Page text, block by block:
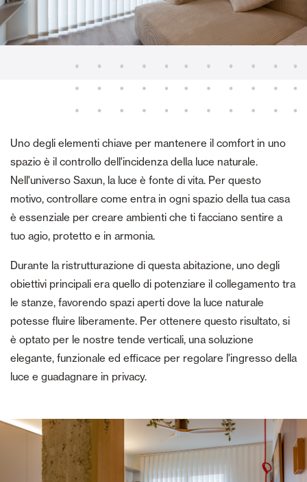
Uno degli elementi chiave per mantenere il comfort in uno
spazio è il controllo dell'incidenza della luce naturale.
Nell'universo Saxun, la luce è fonte di vita. Per questo
motivo, controllare come entra in ogni spazio della tua casa
è essenziale per creare ambienti che ti facciano sentire a
tuo agio, protetto e in armonia.
Durante la ristrutturazione di questa abitazione, uno degli
obiettivi principali era quello di potenziare il collegamento tra
le stanze, favorendo spazi aperti dove la luce naturale
potesse fluire liberamente. Per ottenere questo risultato, si
è optato per le nostre tende verticali, una soluzione
elegante, funzionale ed efficace per regolare l'ingresso della
luce e guadagnare in privacy.